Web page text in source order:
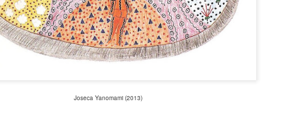
Joseca Yanomami (2013)
AUG
1
Fé na Arte 1 - Etiópia
Do livro Segredos da Alma na Arte
Apocalipse em Lalibela
simplesmente inacreditável como foram escavadas na pedra até
permanecerem ligadas à rocha-mãe apenas pela base. Portas, tetos,